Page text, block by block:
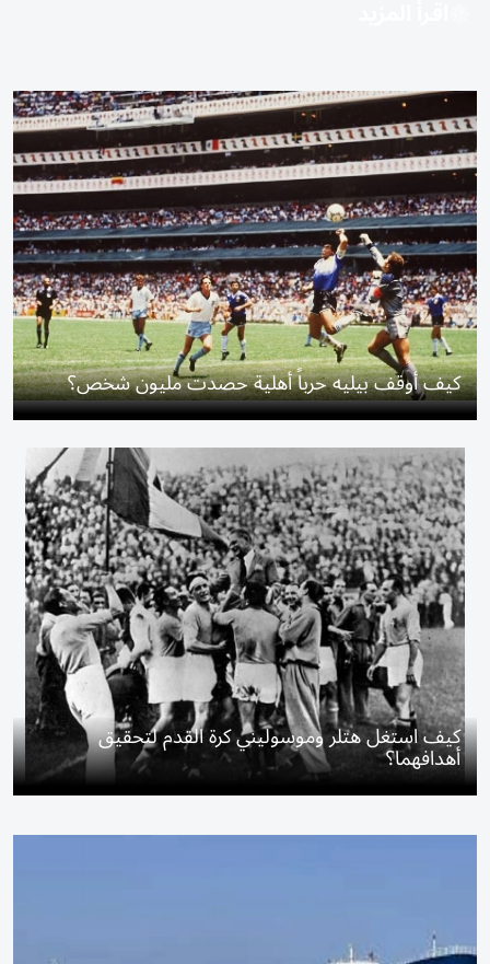
كيف أوقف بيليه حرباً أهلية حصدت مليون شخص؟
كيف استغل هتلر وموسوليني كرة القدم لتحقيق
أهدافهما؟